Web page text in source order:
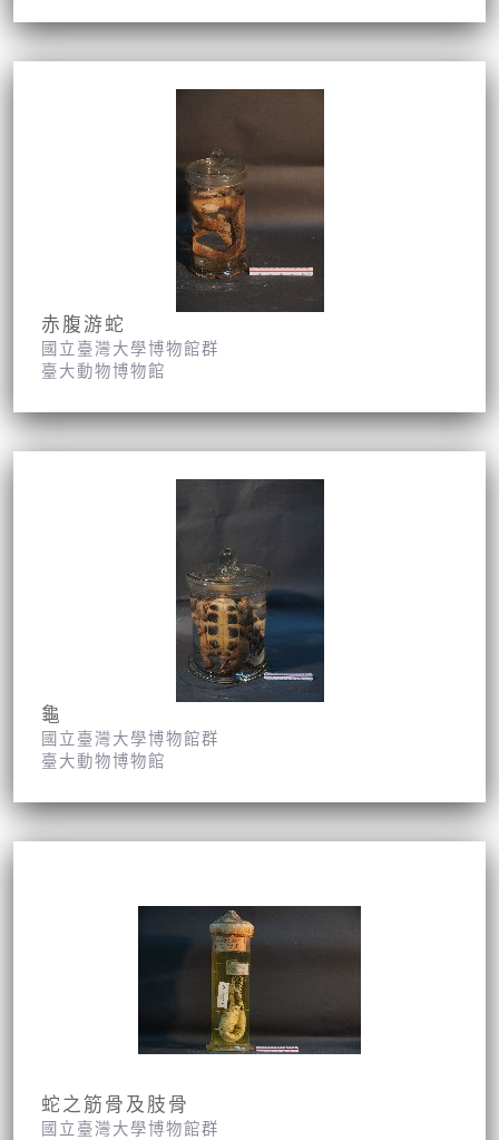
赤腹游蛇
國立臺灣大學博物館群
臺大動物博物館
龜
國立臺灣大學博物館群
臺大動物博物館
蛇之筋骨及肢骨
國立臺灣大學博物館群